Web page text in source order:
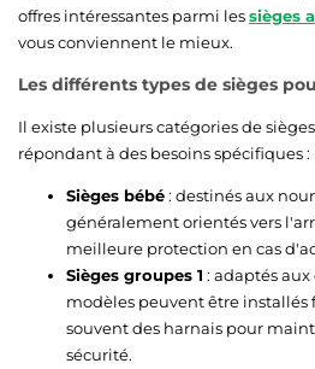
offres intéressantes parmi lessièges
vous conviennent le mieux.
Les différents types de sièges
Il existe plusieurs catégories de
répondant à des besoins spécifiques :
Sièges bébé: destinés aux
généralement orientés vers
meilleure protection en cas
Sièges groupes 1 : adaptés aux
modèles peuvent être installés
souvent des harnais pour
sécurité.